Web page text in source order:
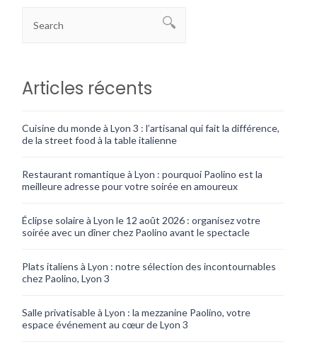
Articles récents
Cuisine du monde à Lyon 3 : l’artisanal qui fait la différence,
de la street food à la table italienne
Restaurant romantique à Lyon : pourquoi Paolino est la
meilleure adresse pour votre soirée en amoureux
Éclipse solaire à Lyon le 12 août 2026 : organisez votre
soirée avec un dîner chez Paolino avant le spectacle
Plats italiens à Lyon : notre sélection des incontournables
chez Paolino, Lyon 3
Salle privatisable à Lyon : la mezzanine Paolino, votre
espace événement au cœur de Lyon 3